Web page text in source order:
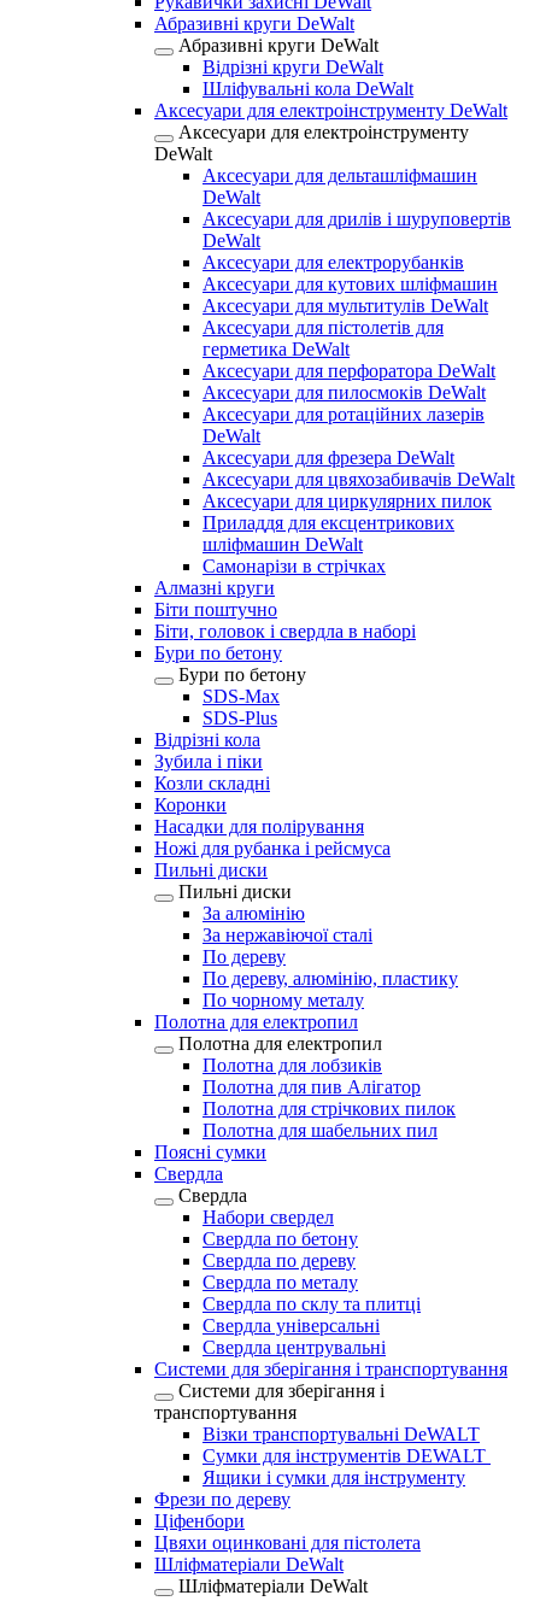
Абразивні круги DeWalt
Абразивні круги DeWalt
Відрізні круги DeWalt
Шліфувальні кола DeWalt
Аксесуари для електроінструменту DeWalt
Аксесуари для електроінструменту
DeWalt
Аксесуари для дельташліфмашин
DeWalt
Аксесуари для дрилів і шуруповертів
DeWalt
Аксесуари для електрорубанків
Аксесуари для кутових шліфмашин
Аксесуари для мультитулів DeWalt
Аксесуари для пістолетів для
герметика DeWalt
Аксесуари для перфоратора DeWalt
Аксесуари для пилосмоків DeWalt
Аксесуари для ротаційних лазерів
DeWalt
Аксесуари для фрезера DeWalt
Аксесуари для цвяхозабивачів DeWalt
Аксесуари для циркулярних пилок
Приладдя для ексцентрикових
шліфмашин DeWalt
Самонарізи в стрічках
Алмазні круги
Біти поштучно
Біти, головок і свердла в наборі
Бури по бетону
Бури по бетону
SDS-Max
SDS-Plus
Відрізні кола
Зубила і піки
Козли складні
Коронки
Насадки для полірування
Ножі для рубанка і рейсмуса
Пильні диски
Пильні диски
За алюмінію
За нержавіючої сталі
По дереву
По дереву, алюмінію, пластику
По чорному металу
Полотна для електропил
Полотна для електропил
Полотна для лобзиків
Полотна для пив Алігатор
Полотна для стрічкових пилок
Полотна для шабельних пил
Поясні сумки
Свердла
Свердла
Набори свердел
Свердла по бетону
Свердла по дереву
Свердла по металу
Свердла по склу та плитці
Свердла універсальні
Свердла центрувальні
Системи для зберігання і транспортування
Системи для зберігання і
транспортування
Візки транспортувальні DeWALT
Сумки для інструментів DEWALT
Ящики і сумки для інструменту
Фрези по дереву
Ціфенбори
Цвяхи оцинковані для пістолета
Шліфматеріали DeWalt
Шліфматеріали DeWalt